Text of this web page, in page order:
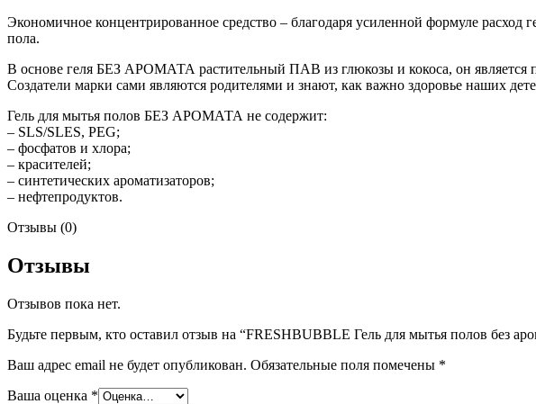
Экономичное концентрированное средство – благодаря усиленной формуле
пола.
В основе геля БЕЗ АРОМАТА растительный ПАВ из глюкозы и кокоса, он является
Создатели марки сами являются родителями и знают, как важно здоровье наших
Гель для мытья полов БЕЗ АРОМАТА не содержит:
– SLS/SLES, PEG;
– фосфатов и хлора;
– красителей;
– синтетических ароматизаторов;
– нефтепродуктов.
Отзывы (0)
Отзывы
Отзывов пока нет.
Будьте первым, кто оставил отзыв на “FRESHBUBBLE Гель для мытья полов без
Ваш адрес email не будет опубликован. Обязательные поля помечены *
Ваша оценка *